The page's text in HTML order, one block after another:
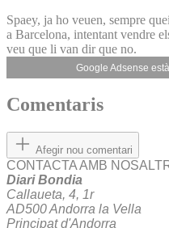
Spaey, ja ho veuen, sempre
a Barcelona, intentant vendre
veu que li van dir que no.
Google Adsense
Comentaris
Afegir nou comentari
CONTACTA AMB
Diari Bondia
Callaueta, 4, 1r
AD500 Andorra la Vella
Principat d'Andorra